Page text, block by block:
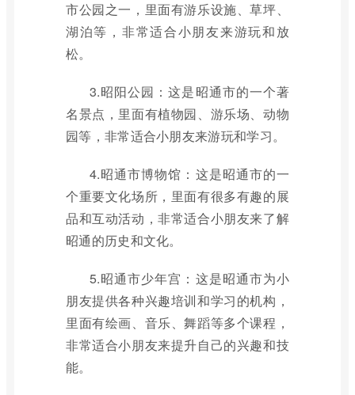
市公园之一，里面有游乐设施、草坪、
湖泊等，非常适合小朋友来游玩和放
松。
3.昭阳公园：这是昭通市的一个著
名景点，里面有植物园、游乐场、动物
园等，非常适合小朋友来游玩和学习。
4.昭通市博物馆：这是昭通市的一
个重要文化场所，里面有很多有趣的展
品和互动活动，非常适合小朋友来了解
昭通的历史和文化。
5.昭通市少年宫：这是昭通市为小
朋友提供各种兴趣培训和学习的机构，
里面有绘画、音乐、舞蹈等多个课程，
非常适合小朋友来提升自己的兴趣和技
能。